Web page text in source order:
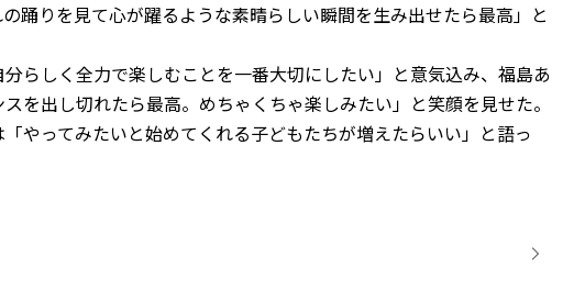
踊りを見て心が躍るような素晴らしい瞬間を生み出せたら最高」と
らしく全力で楽しむことを一番大切にしたい」と意気込み、福島あ
を出し切れたら最高。めちゃくちゃ楽しみたい」と笑顔を見せた。
やってみたいと始めてくれる子どもたちが増えたらいい」と語っ